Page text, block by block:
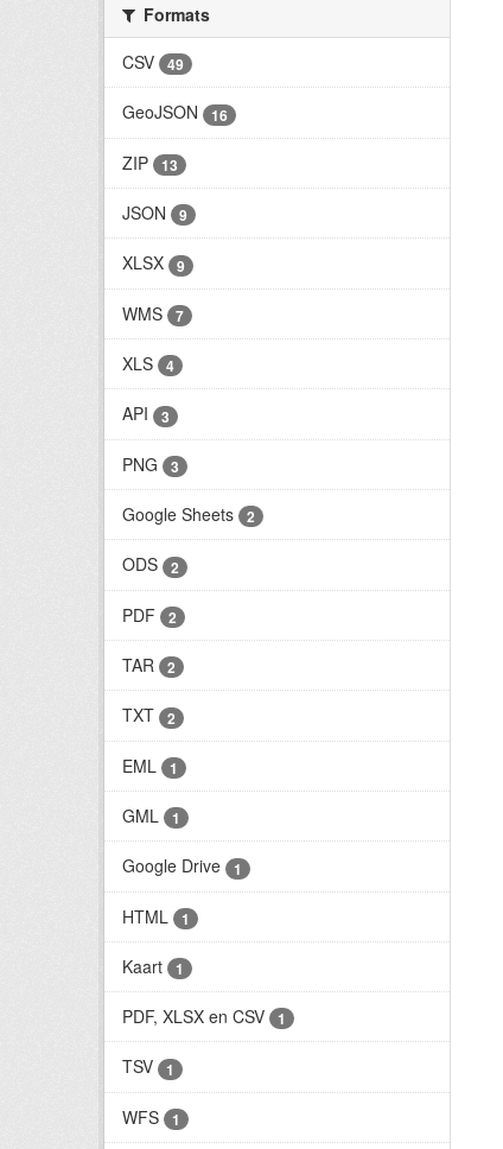
Formats
CSV
49
GeoJSON 16
ZIP 13
JSON 9
XLSX 9
WMS 7
XLS 4
API 3
PNG 3
Google Sheets 2
ODS 2
PDF 2
TAR 2
TXT 2
EML 1
GML 1
Google Drive 1
HTML 1
Kaart 1
PDF, XLSX en CSV 1
TSV 1
WFS 1